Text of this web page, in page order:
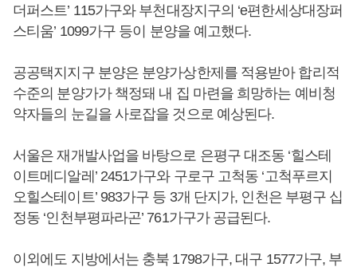
더퍼스트’ 115가구와 부천대장지구의 ‘e편한세상대장퍼
스티움’ 1099가구 등이 분양을 예고했다.
공공택지지구 분양은 분양가상한제를 적용받아 합리적
수준의 분양가가 책정돼 내 집 마련을 희망하는 예비청
약자들의 눈길을 사로잡을 것으로 예상된다.
서울은 재개발사업을 바탕으로 은평구 대조동 ‘힐스테
이트메디알레’ 2451가구와 구로구 고척동 ‘고척푸르지
오힐스테이트’ 983가구 등 3개 단지가, 인천은 부평구 십
정동 ‘인천부평파라곤’ 761가구가 공급된다.
이외에도 지방에서는 충북 1798가구, 대구 1577가구, 부